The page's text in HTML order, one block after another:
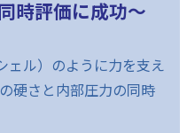
時評価に成功～
ェル）のように力を支え
硬さと内部圧力の同時